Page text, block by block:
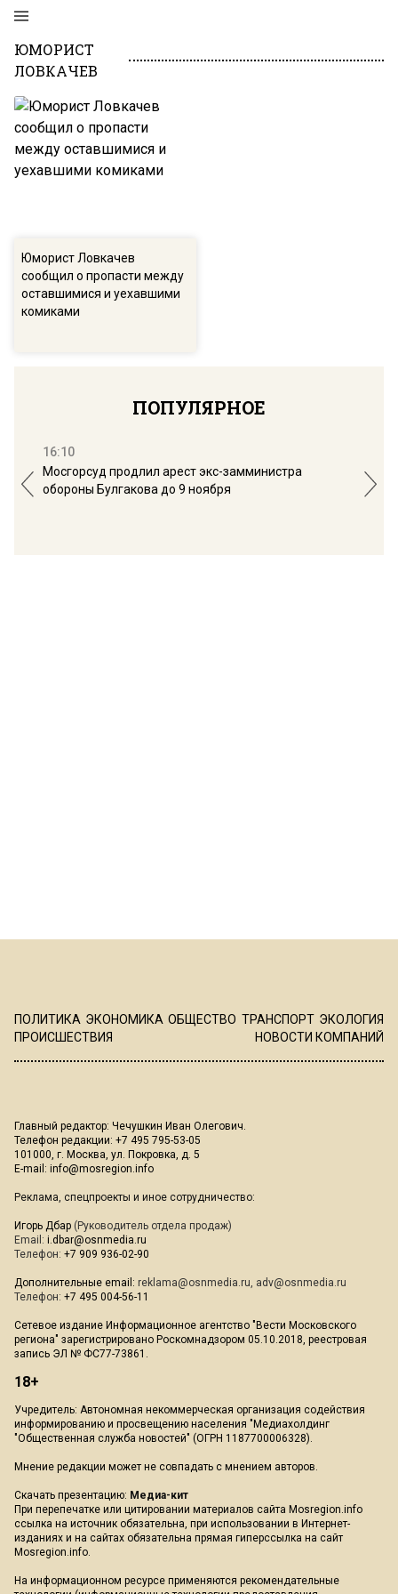
ЮМОРИСТ
ЛОВКАЧЕВ
Юморист Ловкачев
сообщил о пропасти между
оставшимися и уехавшими
комиками
ПОПУЛЯРНОЕ
16:10
Мосгорсуд продлил арест экс-замминистра
обороны Булгакова до 9 ноября
ПОЛИТИКА ЭКОНОМИКА ОБЩЕСТВО ТРАНСПОРТ ЭКОЛОГИЯ
ПРОИСШЕСТВИЯ
НОВОСТИ КОМПАНИЙ
Главный редактор: Чечушкин Иван Олегович.
Телефон редакции: +7 495 795-53-05
101000, г. Москва, ул. Покровка, д. 5
E-mail: info@mosregion.info
Реклама, спецпроекты и иное сотрудничество:
Игорь Дбар (Руководитель отдела продаж)
Email: i.dbar@osnmedia.ru
Телефон: +7 909 936-02-90
Дополнительные email: reklama@osnmedia.ru, adv@osnmedia.ru
Телефон: +7 495 004-56-11
Сетевое издание Информационное агентство "Вести Московского
региона" зарегистрировано Роскомнадзором 05.10.2018, реестровая
запись ЭЛ № ФС77-73861.
18+
Учредитель: Автономная некоммерческая организация содействия
информированию и просвещению населения "Медиахолдинг
"Общественная служба новостей" (ОГРН 1187700006328).
Мнение редакции может не совпадать с мнением авторов.
Скачать презентацию: Медиа-кит
При перепечатке или цитировании материалов сайта Mosregion.info
ссылка на источник обязательна, при использовании в Интернет-
изданиях и на сайтах обязательна прямая гиперссылка на сайт
Mosregion.info.
На информационном ресурсе применяются рекомендательные